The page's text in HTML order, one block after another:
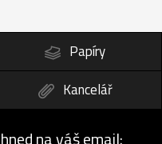
Papíry
Kancelář
na váš email: